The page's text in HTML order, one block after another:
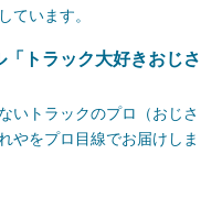
ています。
トラック大好きおじさ
いトラックのプロ（おじさ
やをプロ目線でお届けしま